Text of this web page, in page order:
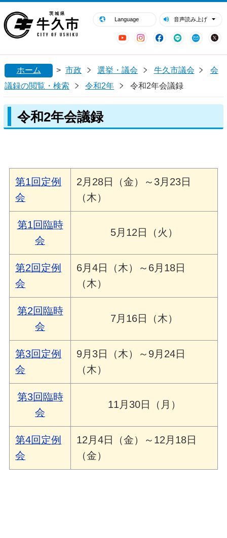
Language 音声読み上げ
YouTubeInstagram
Facebook
LINE Mail
閉じる
ホーム > 市政 選挙・議会 牛久市議会
会
議録の閲覧・検索
令和2年 令和2年会議録
令和2年会議録
第1回定例
会
2月28日（金）～3月23日
（木）
第1回臨時
会
5月12日（火）
第2回定例
会
6月4日（木）～6月18日
（木）
第2回臨時
会
7月16日（木）
第3回定例
会
9月3日（木）～9月24日
（木）
第3回臨時
会
11月30日（月）
第4回定例
会
12月4日（金）～12月18日
（金）